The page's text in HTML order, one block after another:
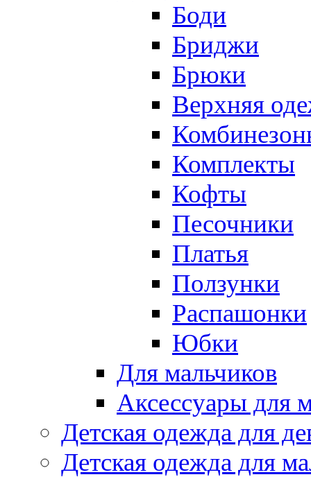
Боди
Бриджи
Брюки
Верхняя
Комплекты
Кофты
Песочники
Платья
Ползунки
Распашонки
Юбки
Для мальчиков
Аксессуары для
Детская одежда для
Детская одежда для